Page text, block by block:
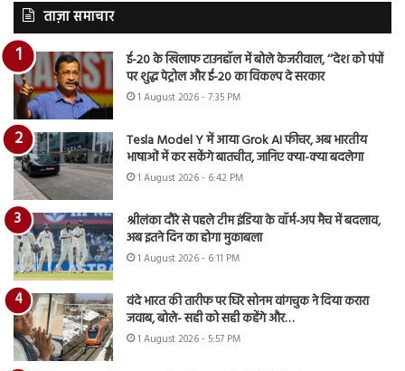
ताज़ा समाचार
ई-20 के खिलाफ टाउनहॉल में बोले केजरीवाल, ‘‘देश को पंपों
पर शुद्ध पेट्रोल और ई-20 का विकल्प दे सरकार
1 August 2026 - 7:35 PM
Tesla Model Y में आया Grok AI फीचर, अब भारतीय
भाषाओं में कर सकेंगे बातचीत, जानिए क्या-क्या बदलेगा
1 August 2026 - 6:42 PM
श्रीलंका दौरे से पहले टीम इंडिया के वॉर्म-अप मैच में बदलाव,
अब इतने दिन का होगा मुकाबला
1 August 2026 - 6:11 PM
वंदे भारत की तारीफ पर घिरे सोनम वांगचुक ने दिया करारा
जवाब, बोले- सही को सही कहेंगे और…
1 August 2026 - 5:57 PM